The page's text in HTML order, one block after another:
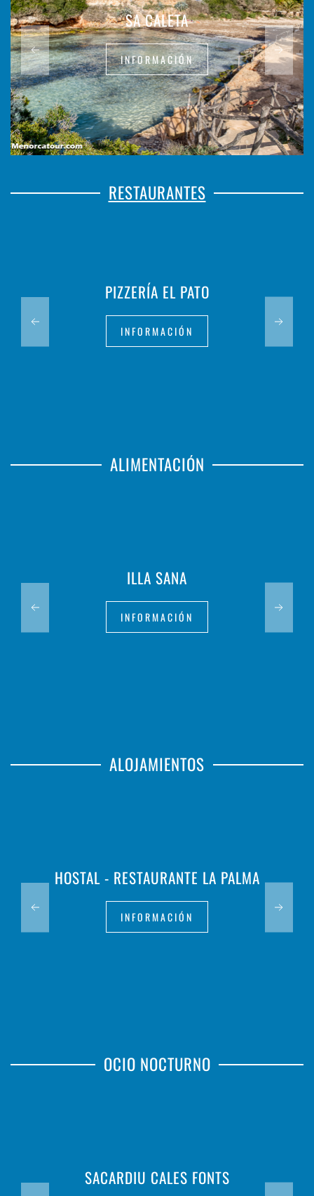
SA CALETA
INFORMACIÓN
RESTAURANTES
PIZZERÍA EL PATO
INFORMACIÓN
ALIMENTACIÓN
ILLA SANA
INFORMACIÓN
ALOJAMIENTOS
HOSTAL - RESTAURANTE LA PALMA
INFORMACIÓN
OCIO NOCTURNO
SACARDIU CALES FONTS